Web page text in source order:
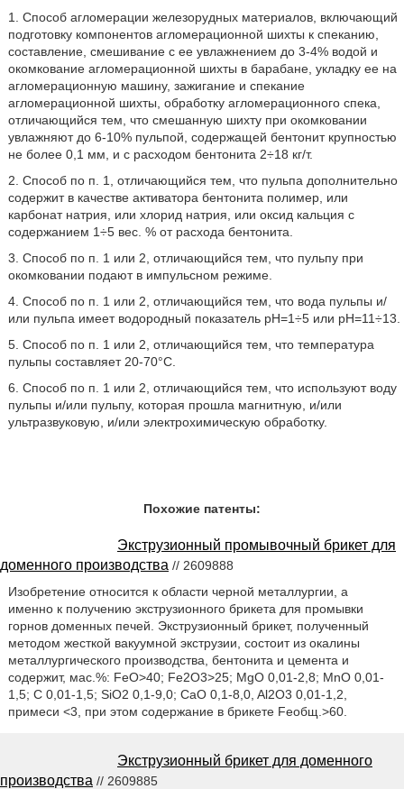
1. Способ агломерации железорудных материалов, включающий
подготовку компонентов агломерационной шихты к спеканию,
составление, смешивание с ее увлажнением до 3-4% водой и
окомкование агломерационной шихты в барабане, укладку ее на
агломерационную машину, зажигание и спекание
агломерационной шихты, обработку агломерационного спека,
отличающийся тем, что смешанную шихту при окомковании
увлажняют до 6-10% пульпой, содержащей бентонит крупностью
не более 0,1 мм, и с расходом бентонита 2÷18 кг/т.
2. Способ по п. 1, отличающийся тем, что пульпа дополнительно
содержит в качестве активатора бентонита полимер, или
карбонат натрия, или хлорид натрия, или оксид кальция с
содержанием 1÷5 вес. % от расхода бентонита.
3. Способ по п. 1 или 2, отличающийся тем, что пульпу при
окомковании подают в импульсном режиме.
4. Способ по п. 1 или 2, отличающийся тем, что вода пульпы и/
или пульпа имеет водородный показатель рН=1÷5 или рН=11÷13.
5. Способ по п. 1 или 2, отличающийся тем, что температура
пульпы составляет 20-70°C.
6. Способ по п. 1 или 2, отличающийся тем, что используют воду
пульпы и/или пульпу, которая прошла магнитную, и/или
ультразвуковую, и/или электрохимическую обработку.
Похожие патенты:
Экструзионный промывочный брикет для
доменного производства // 2609888
Изобретение относится к области черной металлургии, а
именно к получению экструзионного брикета для промывки
горнов доменных печей. Экструзионный брикет, полученный
методом жесткой вакуумной экструзии, состоит из окалины
металлургического производства, бентонита и цемента и
содержит, мас.%: FeO>40; Fe2O3>25; MgO 0,01-2,8; MnO 0,01-
1,5; С 0,01-1,5; SiO2 0,1-9,0; CaO 0,1-8,0, Al2O3 0,01-1,2,
примеси <3, при этом содержание в брикете Feобщ.>60.
Экструзионный брикет для доменного
производства // 2609885